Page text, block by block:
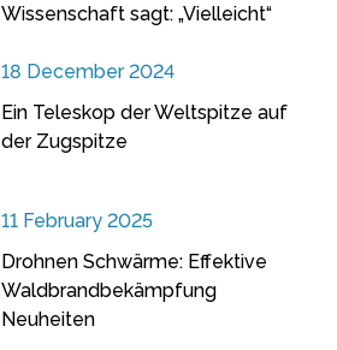
Wissenschaft sagt: „Vielleicht“
18 December 2024
Ein Teleskop der Weltspitze auf
der Zugspitze
11 February 2025
Drohnen Schwärme: Effektive
Waldbrandbekämpfung
Neuheiten